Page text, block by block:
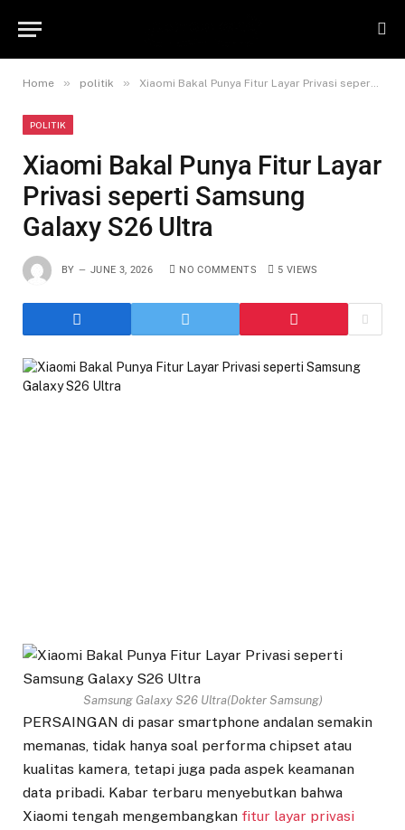
Home » politik » Xiaomi Bakal Punya Fitur Layar Privasi seperti Samsung Galaxy S26 Ultra
POLITIK
Xiaomi Bakal Punya Fitur Layar
Privasi seperti Samsung
Galaxy S26 Ultra
BY JUNE 3, 2026 NO COMMENTS 5 VIEWS
Samsung Galaxy S26 Ultra(Dokter Samsung)
PERSAINGAN di pasar smartphone andalan semakin
memanas, tidak hanya soal performa chipset atau
kualitas kamera, tetapi juga pada aspek keamanan
data pribadi. Kabar terbaru menyebutkan bahwa
Xiaomi tengah mengembangkan fitur layar privasi